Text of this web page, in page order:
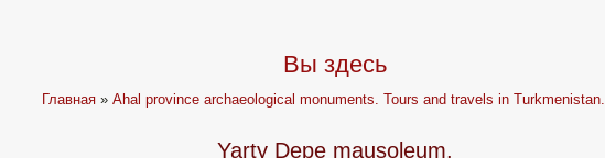
Вы здесь
Главная »Ahal province archaeological monuments. Tours and travels in Turkmenistan.
Yarty Depe mausoleum.